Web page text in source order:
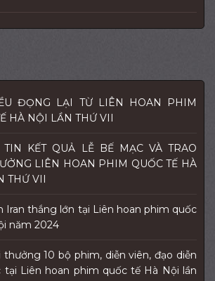
ĐỌNG LẠI TỪ LIÊN HOAN PHIM
HÀ NỘI LẦN THỨ VII
TIN KẾT QUẢ LỄ BẾ MẠC VÀ TRAO
LIÊN HOAN PHIM QUỐC TẾ HÀ
THỨ VII
Iran thắng lớn tại Liên hoan phim quốc
năm 2024
thưởng 10 bộ phim, diễn viên, đạo diễn
tại Liên hoan phim quốc tế Hà Nội lần